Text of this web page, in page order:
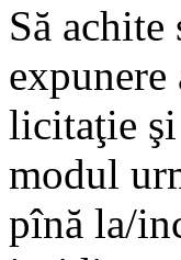
Să
licitaţie şi
modul
pînă la/